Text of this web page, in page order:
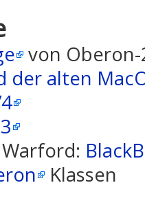
von
der alten
Warford:
Klassen